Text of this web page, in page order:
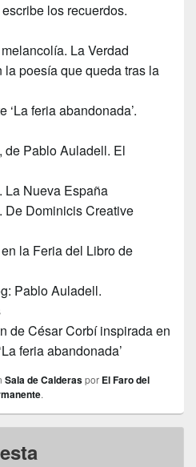
los recuerdos.
La Verdad
poesía que queda tras la
‘La feria abandonada’.
de Pablo Auladell. El
La Nueva España
De Dominicis Creative
la Feria del Libro de
Pablo Auladell.
de César Corbí inspirada en
feria abandonada’
Sala de Calderaspor El Faro del
.